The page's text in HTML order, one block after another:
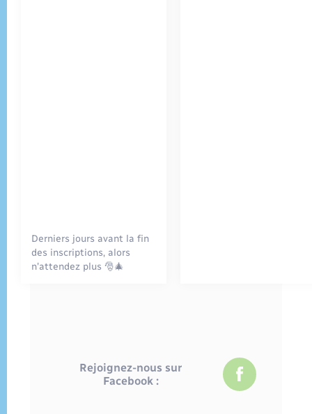
Derniers jours avant la fin
des inscriptions, alors
n'attendez plus 🎅🎄
Rejoignez-nous sur
Facebook :